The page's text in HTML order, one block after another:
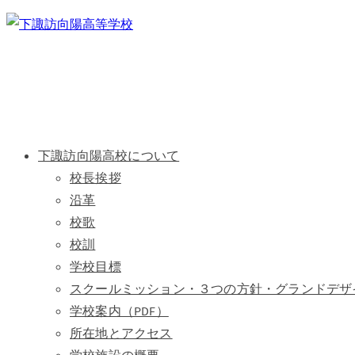
下諏訪向陽高校について
校長挨拶
沿革
校歌
校訓
学校目標
スクールミッション・３つの方針・グランドデ
学校案内（PDF）
所在地とアクセス